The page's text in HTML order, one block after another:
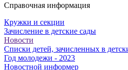
Справочная информация
Кружки и секции
Зачисление в детские сады
Новости
Списки детей, зачисленных в
Год молодежи - 2023
Новостной информер